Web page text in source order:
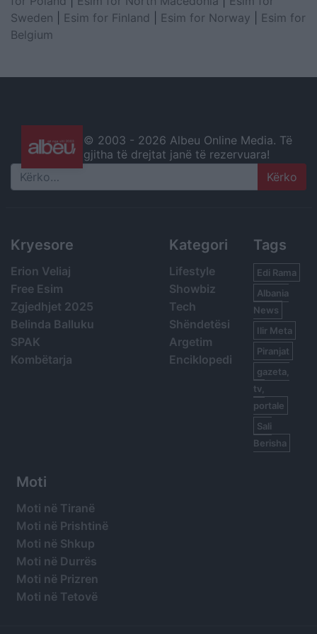
Sweden
Esim for Finland Esim for Norway
Esim for
Belgium
© 2003 - 2026 Albeu Online Media. Të
gjitha të drejtat janë të rezervuara!
Search
Kryesore
Erion Veliaj
Free Esim
Zgjedhjet 2025
Belinda Balluku
SPAK
Kombëtarja
Kategori
Lifestyle
Showbiz
Tech
Shëndetësi
Argetim
Enciklopedi
Tags
Edi Rama
Albania
News
Ilir Meta
Piranjat
gazeta,
tv,
portale
Sali
Berisha
Moti
Moti në Tiranë
Moti në Prishtinë
Moti në Shkup
Moti në Durrës
Moti në Prizren
Moti në Tetovë